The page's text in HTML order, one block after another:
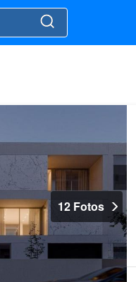
12 Fotos